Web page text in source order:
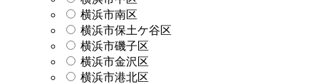
横浜市南区
横浜市保土ケ谷区
横浜市磯子区
横浜市金沢区
横浜市港北区